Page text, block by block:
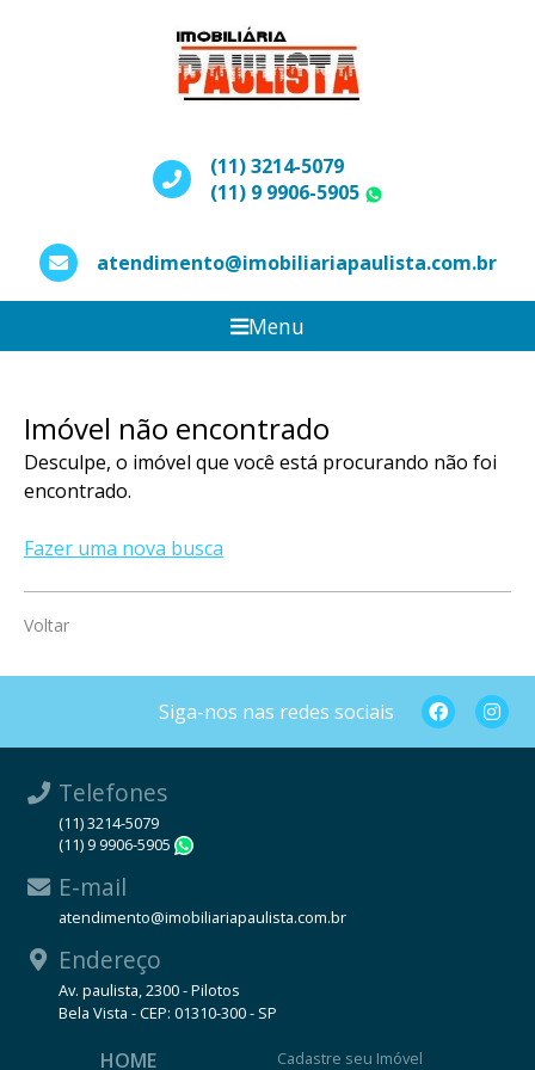
(11) 3214-5079
(11) 9 9906-5905
atendimento@imobiliariapaulista.com.br
Menu
Imóvel não encontrado
Desculpe, o imóvel que você está procurando não foi
encontrado.
Fazer uma nova busca
Voltar
Siga-nos nas redes sociais
Telefones
(11) 3214-5079
(11) 9 9906-5905
E-mail
atendimento@imobiliariapaulista.com.br
Endereço
Av. paulista, 2300 - Pilotos
Bela Vista - CEP: 01310-300 - SP
HOME Cadastre seu Imóvel